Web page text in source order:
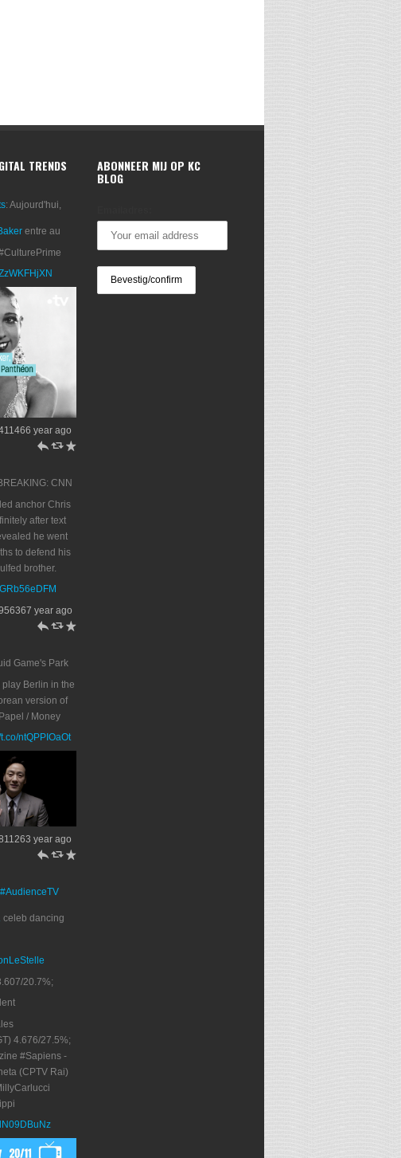
TRENDS
: Aujourd'hui,
entre au
year ago
h J R
CNN
anchor Chris
after text
he went
to defend his
brother.
year ago
h J R
Game's Park
Berlin in the
version of
/ Money
ntQPPIOaOt
year ago
h J R
#AudienceTV
celeb dancing
20.7%;
4.676/27.5%;
#Sapiens -
(CPTV Rai)
ABONNEER MIJ OP KC
BLOG